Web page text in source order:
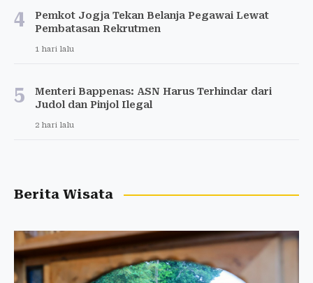
4
Pemkot Jogja Tekan Belanja Pegawai Lewat
Pembatasan Rekrutmen
1 hari lalu
5
Menteri Bappenas: ASN Harus Terhindar dari
Judol dan Pinjol Ilegal
2 hari lalu
Berita Wisata